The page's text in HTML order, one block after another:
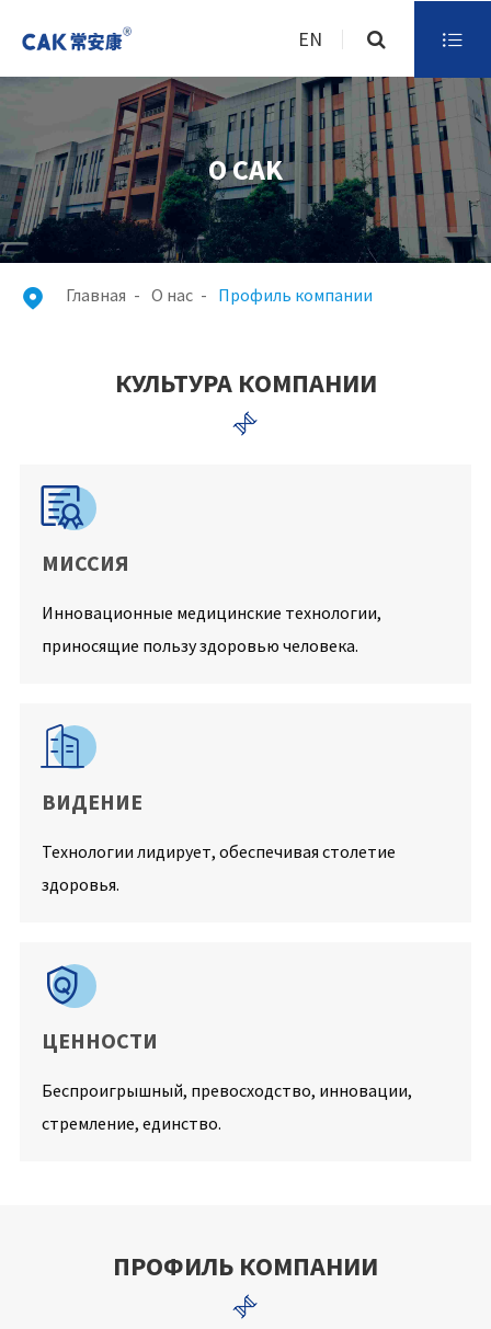
EN 
О CAK
 Главная О нас Профиль компании
КУЛЬТУРА КОМПАНИИ


МИССИЯ
Инновационные медицинские технологии,
приносящие пользу здоровью человека.

ВИДЕНИЕ
Технологии лидирует, обеспечивая столетие
здоровья.

ЦЕННОСТИ
Беспроигрышный, превосходство, инновации,
стремление, единство.
ПРОФИЛЬ КОМПАНИИ
